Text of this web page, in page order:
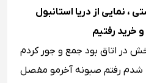
، نمایی از دریا استانبول
خرید رفتیم
در اتاق بود جمع و جور کردم
، صب ساعت 7 پا شدم رفتم صبونه آخرمو مفصل